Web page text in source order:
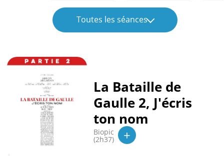
Toutes les séances
La Bataille de
Gaulle 2, J'écris
ton nom
Biopic
(2h37) +